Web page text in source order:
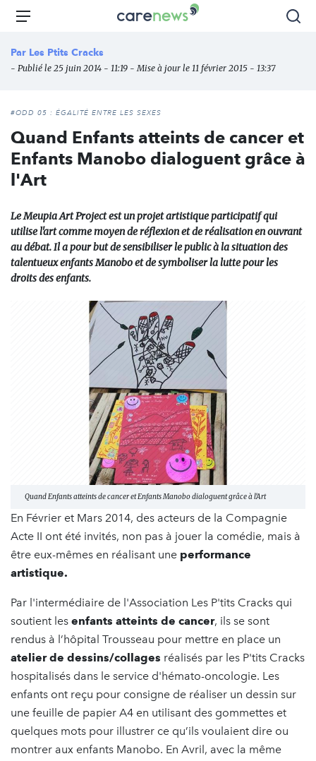
Aller
principal
Carenews,
des
l'engagement
Menu
Par Les Ptits Cracks
- Publié le 25 juin 2014 - 11:19 - Mise à jour le 11 février 2015 - 13:37
#ODD 05 : ÉGALITÉ ENTRE LES SEXES
Quand Enfants atteints de cancer et
Enfants Manobo dialoguent grâce à
l'Art
Le Meupia Art Project est un projet artistique participatif qui
utilise l'art comme moyen de réflexion et de réalisation en ouvrant
au débat. Il a pour but de sensibiliser le public à la situation des
talentueux enfants Manobo et de symboliser la lutte pour les
droits des enfants.
Quand Enfants atteints de cancer et Enfants Manobo dialoguent grâce à l'Art
En Février et Mars 2014, des acteurs de la Compagnie
Acte II ont été invités, non pas à jouer la comédie, mais à
être eux-mêmes en réalisant une performance
artistique.
Par l'intermédiaire de l'Association Les P'tits Cracks qui
soutient les enfants atteints de cancer, ils se sont
rendus à l’hôpital Trousseau pour mettre en place un
atelier de dessins/collages réalisés par les P'tits Cracks
hospitalisés dans le service d'hémato-oncologie. Les
enfants ont reçu pour consigne de réaliser un dessin sur
une feuille de papier A4 en utilisant des gommettes et
quelques mots pour illustrer ce qu’ils voulaient dire ou
montrer aux enfants Manobo. En Avril, avec la même